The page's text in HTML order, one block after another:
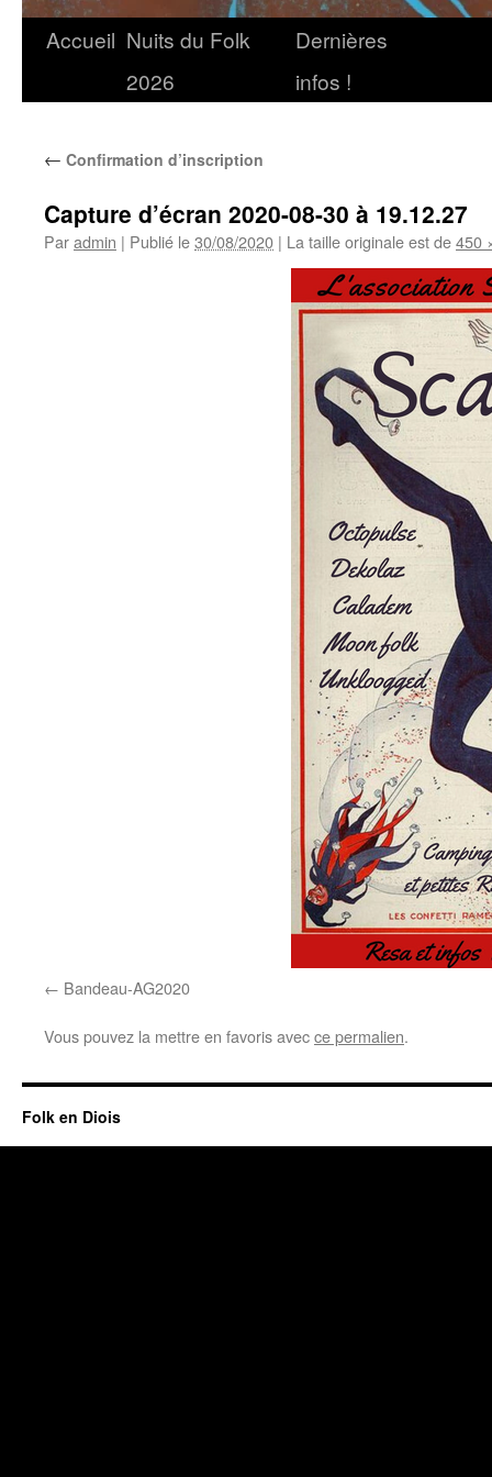
Accueil Nuits du Folk
2026
Dernières
infos !
← Confirmation d’inscription
Capture d’écran 2020-08-30 à 19.12.27
Paradmin | Publié le30/08/2020 | La taille originale est de450
Bandeau-AG2020
Vous pouvez la mettre en favoris avecce permalien.
Folk en Diois